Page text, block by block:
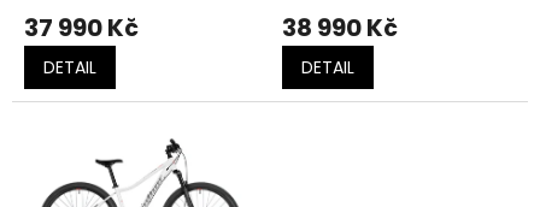
37 990 Kč
DETAIL
38 990 Kč
DETAIL